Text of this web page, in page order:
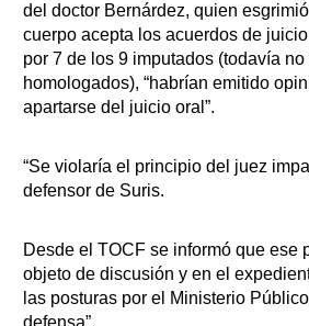
del doctor Bernárdez, quien
cuerpo acepta los acuerdos de
por 7 de los 9 imputados (todavía no
homologados), “habrían emitido
apartarse del juicio oral”.
“Se violaría el principio del juez
defensor de Suris.
Desde el TOCF se informó que ese
objeto de discusión y en el
las posturas por el Ministerio